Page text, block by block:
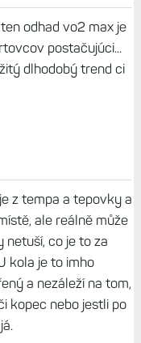
odhad vo2 max je
postačujúci...
dlhodobý trend ci
z tempa a tepovky a
ale reálně může
netuší, co je to za
kola je to imho
a nezáleží na tom,
kopec nebo jestli po